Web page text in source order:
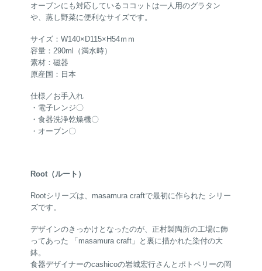
オーブンにも対応しているココットは一人用のグラタン
や、蒸し野菜に便利なサイズです。
サイズ：W140×D115×H54ｍｍ
容量：290ml（満水時）
素材：磁器
原産国：日本
仕様／お手入れ
・電子レンジ〇
・食器洗浄乾燥機〇
・オーブン〇
Root（ルート）
Rootシリーズは、masamura craftで最初に作られた シリー
ズです。
デザインのきっかけとなったのが、正村製陶所の工場に飾
ってあった 「masamura craft」と裏に描かれた染付の大
鉢。
食器デザイナーのcashicoの岩城宏行さんとポトペリーの岡